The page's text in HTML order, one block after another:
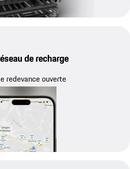
de recharge
redevance ouverte